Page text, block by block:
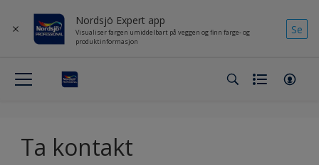
Nordsjö Expert app
Visualiser fargen umiddelbart på veggen og finn farge- og
produktinformasjon
Se
Ta kontakt